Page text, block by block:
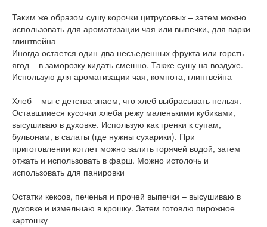
Таким же образом сушу корочки цитрусовых – затем можно
использовать для ароматизации чая или выпечки, для варки
глинтвейна
Иногда остается один-два несъеденных фрукта или горсть
ягод – в заморозку кидать смешно. Также сушу на воздухе.
Использую для ароматизации чая, компота, глинтвейна
Хлеб – мы с детства знаем, что хлеб выбрасывать нельзя.
Оставшииеся кусочки хлеба режу маленькими кубиками,
высушиваю в духовке. Использую как гренки к супам,
бульонам, в салаты (где нужны сухарики). При
приготовлении котлет можно залить горячей водой, затем
отжать и использовать в фарш. Можно истолочь и
использовать для панировки
Остатки кексов, печенья и прочей выпечки – высушиваю в
духовке и измельчаю в крошку. Затем готовлю пирожное
картошку